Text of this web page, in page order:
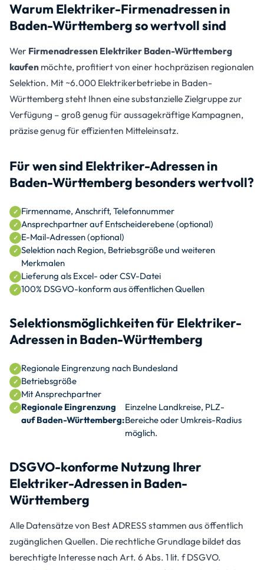
Warum Elektriker-Firmenadressen in
Baden-Württemberg so wertvoll sind
Wer Firmenadressen Elektriker Baden-Württemberg
kaufen möchte, profitiert von einer hochpräzisen regionalen
Selektion. Mit ~6.000 Elektrikerbetriebe in Baden-
Württemberg steht Ihnen eine substanzielle Zielgruppe zur
Verfügung – groß genug für aussagekräftige Kampagnen,
präzise genug für effizienten Mitteleinsatz.
Für wen sind Elektriker-Adressen in
Baden-Württemberg besonders wertvoll?
Firmenname, Anschrift, Telefonnummer
Ansprechpartner auf Entscheiderebene (optional)
E-Mail-Adressen (optional)
Selektion nach Region, Betriebsgröße und weiteren
Merkmalen
Lieferung als Excel- oder CSV-Datei
100% DSGVO-konform aus öffentlichen Quellen
Selektionsmöglichkeiten für Elektriker-
Adressen in Baden-Württemberg
Regionale Eingrenzung nach Bundesland
Betriebsgröße
Mit Ansprechpartner
Regionale Eingrenzung
auf Baden-Württemberg:
Einzelne Landkreise, PLZ-
Bereiche oder Umkreis-Radius
möglich.
DSGVO-konforme Nutzung Ihrer
Elektriker-Adressen in Baden-
Württemberg
Alle Datensätze von Best ADRESS stammen aus öffentlich
zugänglichen Quellen. Die rechtliche Grundlage bildet das
berechtigte Interesse nach Art. 6 Abs. 1 lit. f DSGVO.